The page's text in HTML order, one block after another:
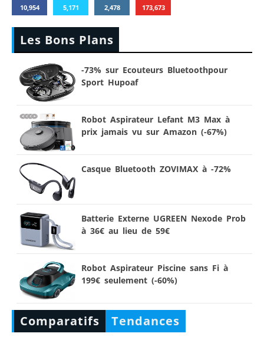
10,954 5,171 2,478 173,673
Les Bons Plans
-73% sur Ecouteurs Bluetoothpour
Sport Hupoaf
Robot Aspirateur Lefant M3 Max à
prix jamais vu sur Amazon (-67%)
Casque Bluetooth ZOVIMAX à -72%
Batterie Externe UGREEN Nexode Prob
à 36€ au lieu de 59€
Robot Aspirateur Piscine sans Fi à
199€ seulement (-60%)
Comparatifs Tendances